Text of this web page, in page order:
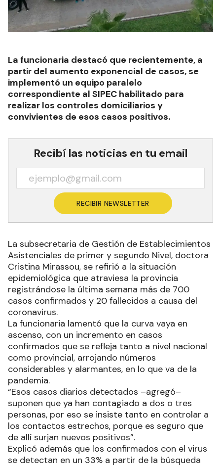
La funcionaria destacó que recientemente, a
partir del aumento exponencial de casos, se
implementó un equipo paralelo
correspondiente al SIPEC habilitado para
realizar los controles domiciliarios y
convivientes de esos casos positivos.
Recibí las noticias en tu email
RECIBIR NEWSLETTER
La subsecretaria de Gestión de Establecimientos
Asistenciales de primer y segundo Nivel, doctora
Cristina Mirassou, se refirió a la situación
epidemiológica que atraviesa la provincia
registrándose la última semana más de 700
casos confirmados y 20 fallecidos a causa del
coronavirus.
La funcionaria lamentó que la curva vaya en
ascenso, con un incremento en casos
confirmados que se refleja tanto a nivel nacional
como provincial, arrojando números
considerables y alarmantes, en lo que va de la
pandemia.
“Esos casos diarios detectados –agregó–
suponen que ya han contagiado a dos o tres
personas, por eso se insiste tanto en controlar a
los contactos estrechos, porque es seguro que
de allí surjan nuevos positivos”.
Explicó además que los confirmados con el virus
se detectan en un 33% a partir de la búsqueda